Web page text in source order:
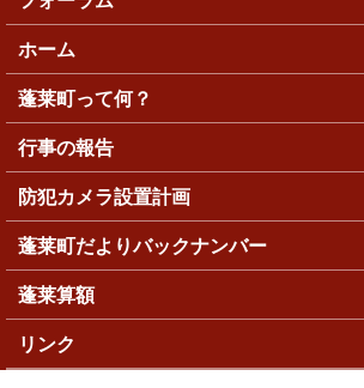
ホーム
蓬莱町って何？
行事の報告
防犯カメラ設置計画
蓬莱町だよりバックナンバー
蓬莱算額
リンク